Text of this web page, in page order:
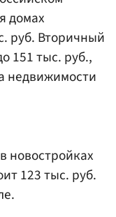
домах
руб. Вторичный
151 тыс. руб.,
недвижимости
новостройках
123 тыс. руб.